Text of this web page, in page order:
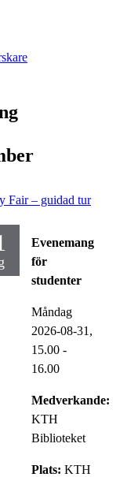
Fair – guidad tur
Evenemang
för
studenter
Måndag
2026-08-31,
15.00 -
16.00
Medverkande:
KTH
Biblioteket
Plats: KTH